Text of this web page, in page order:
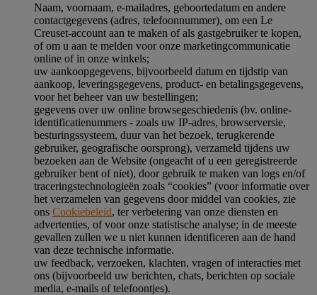
Naam, voornaam, e-mailadres, geboortedatum en andere
contactgegevens (adres, telefoonnummer), om een Le
Creuset-account aan te maken of als gastgebruiker te kopen,
of om u aan te melden voor onze marketingcommunicatie
online of in onze winkels;
uw aankoopgegevens, bijvoorbeeld datum en tijdstip van
aankoop, leveringsgegevens, product- en betalingsgegevens,
voor het beheer van uw bestellingen;
gegevens over uw online browsegeschiedenis (bv. online-
identificatienummers - zoals uw IP-adres, browserversie,
besturingssysteem, duur van het bezoek, terugkerende
gebruiker, geografische oorsprong), verzameld tijdens uw
bezoeken aan de Website (ongeacht of u een geregistreerde
gebruiker bent of niet), door gebruik te maken van logs en/of
traceringstechnologieën zoals “cookies” (voor informatie over
het verzamelen van gegevens door middel van cookies, zie
ons Cookiebeleid, ter verbetering van onze diensten en
advertenties, of voor onze statistische analyse; in de meeste
gevallen zullen we u niet kunnen identificeren aan de hand
van deze technische informatie.
uw feedback, verzoeken, klachten, vragen of interacties met
ons (bijvoorbeeld uw berichten, chats, berichten op sociale
media, e-mails of telefoontjes).